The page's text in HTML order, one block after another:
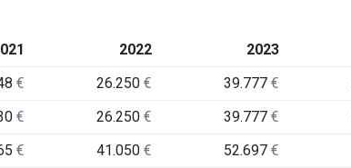
2022 2023
€ 26.250€ 39.777€
€ 26.250€ 39.777€
€ 41.050€ 52.697€